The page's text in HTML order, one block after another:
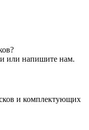
или напишите нам.
и комплектующих